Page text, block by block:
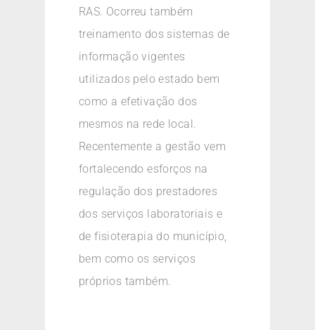
RAS. Ocorreu também
treinamento dos sistemas de
informação vigentes
utilizados pelo estado bem
como a efetivação dos
mesmos na rede local.
Recentemente a gestão vem
fortalecendo esforços na
regulação dos prestadores
dos serviços laboratoriais e
de fisioterapia do município,
bem como os serviços
próprios também.